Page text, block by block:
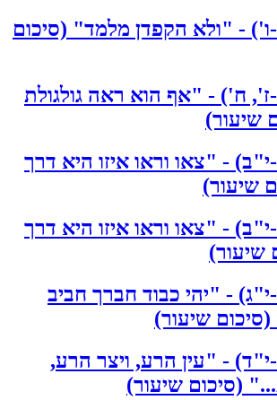
ו') - "ולא הקפדן מלמד" (סיכום
ח') - "אף הוא ראה גולגולת
שיעור)
- "צאו וראו איזו היא דרך
שיעור)
- "צאו וראו איזו היא דרך
שיעור)
- "יהי כבוד חברך חביב
שיעור)
- "עין הרע, ויצר הרע,
(סיכום שיעור)